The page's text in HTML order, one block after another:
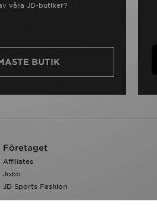
våra JD-butiker?
BUTIK
Företaget
Affiliates
Jobb
JD Sports Fashion